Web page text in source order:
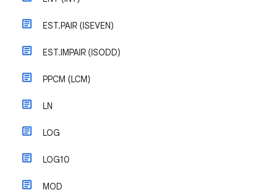
EST.PAIR (ISEVEN)
EST.IMPAIR (ISODD)
PPCM (LCM)
LN
LOG
LOG10
MOD